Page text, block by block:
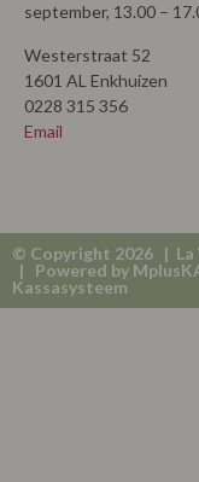
september, 13.00 –
Westerstraat 52
1601 AL Enkhuizen
0228 315 356
Email
© Copyright 2026 |
| Powered by
Kassasysteem